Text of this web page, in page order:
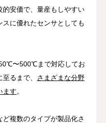
的安価で、量産もしやすい
に優れたセンサとしても
〜500℃まで対応してお
るまで、 さまざまな分野
ます。
複数のタイプが製品化さ